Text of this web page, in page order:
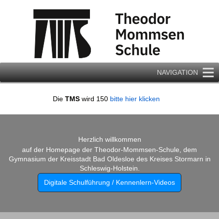
NAVIGATION
Die TMS wird 150 bitte hier klicken
Herzlich willkommen
auf der Homepage der Theodor-Mommsen-Schule, dem
Gymnasium der Kreisstadt Bad Oldesloe des Kreises Stormarn in
Schleswig-Holstein.
Digitale Schulführung / Kennenlern-Videos